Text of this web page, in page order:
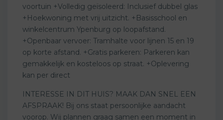
voortuin +Volledig geïsoleerd: Inclusief dubbel glas
+Hoekwoning met vrij uitzicht. +Basisschool en
winkelcentrum Ypenburg op loopafstand.
+Openbaar vervoer: Tramhalte voor lijnen 15 en 19
op korte afstand. +Gratis parkeren: Parkeren kan
gemakkelijk en kosteloos op straat. +Oplevering
kan per direct
INTERESSE IN DIT HUIS? MAAK DAN SNEL EEN
AFSPRAAK! Bij ons staat persoonlijke aandacht
voorop. Wij plannen graag samen een moment in